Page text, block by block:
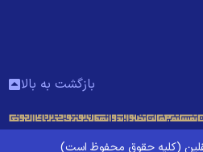
بازگشت به بالا
(کلیه حقوق محفوظ است)